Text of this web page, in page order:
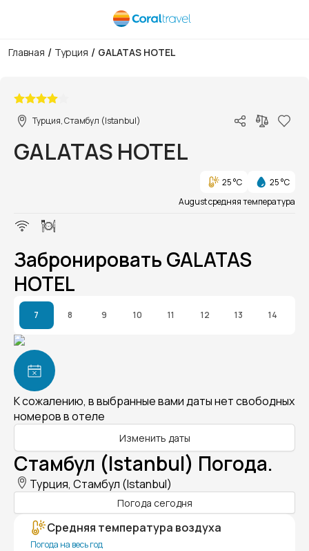
Главная / Турция / GALATAS HOTEL
Турция, Стамбул (Istanbul)
GALATAS HOTEL
25 °C
25 °C
August средняя температура
Забронировать GALATAS
HOTEL
7 8 9 10 11 12 13 14
К сожалению, в выбранные вами даты нет свободных
номеров в отеле
Изменить даты
Стамбул (Istanbul) Погода.
Турция, Стамбул (Istanbul)
Погода сегодня
Средняя температура воздуха
Погода на весь год